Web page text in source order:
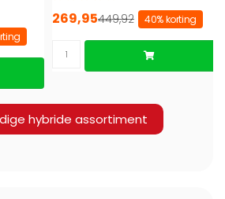
449,92
269,95 40% korting
hybride assortiment